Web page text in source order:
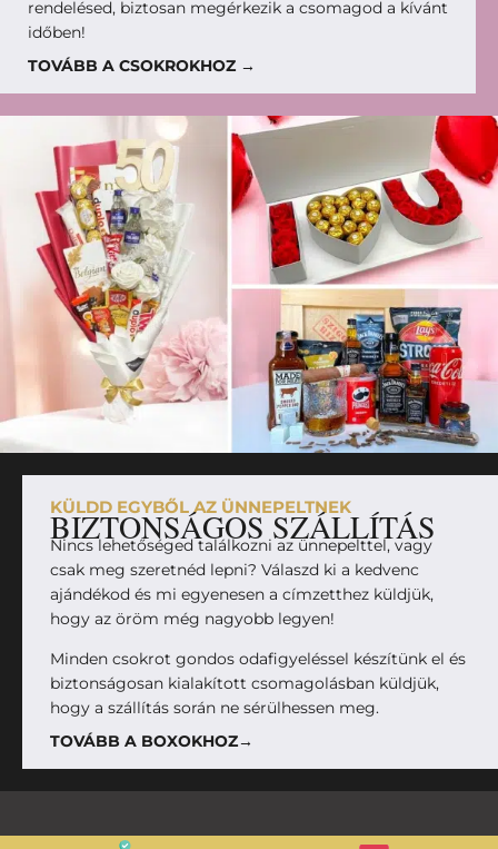
rendelésed, biztosan megérkezik a csomagod a kívánt
időben!
TOVÁBB A CSOKROKHOZ →
KÜLDD EGYBŐL AZ ÜNNEPELTNEK
BIZTONSÁGOS SZÁLLÍTÁS
Nincs lehetőséged találkozni az ünnepelttel, vagy
csak meg szeretnéd lepni? Válaszd ki a kedvenc
ajándékod és mi egyenesen a címzetthez küldjük,
hogy az öröm még nagyobb legyen!
Minden csokrot gondos odafigyeléssel készítünk el és
biztonságosan kialakított csomagolásban küldjük,
hogy a szállítás során ne sérülhessen meg.
TOVÁBB A BOXOKHOZ→